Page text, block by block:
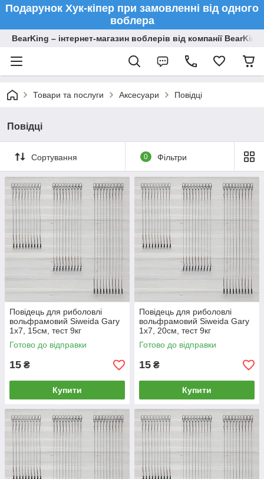
Подарунок Хук-кіпер при замовленні від одного
воблера
BearKing – інтернет-магазин воблерів від компанії BearKing
Товари та послуги Аксесуари Повідці
Повідці
Сортування 0 Фільтри
Повідець для риболовлі
вольфрамовий Siweida Gary
1х7, 15см, тест 9кг
Готово до відправки
15 ₴
Купити
Повідець для риболовлі
вольфрамовий Siweida Gary
1х7, 20см, тест 9кг
Готово до відправки
15 ₴
Купити